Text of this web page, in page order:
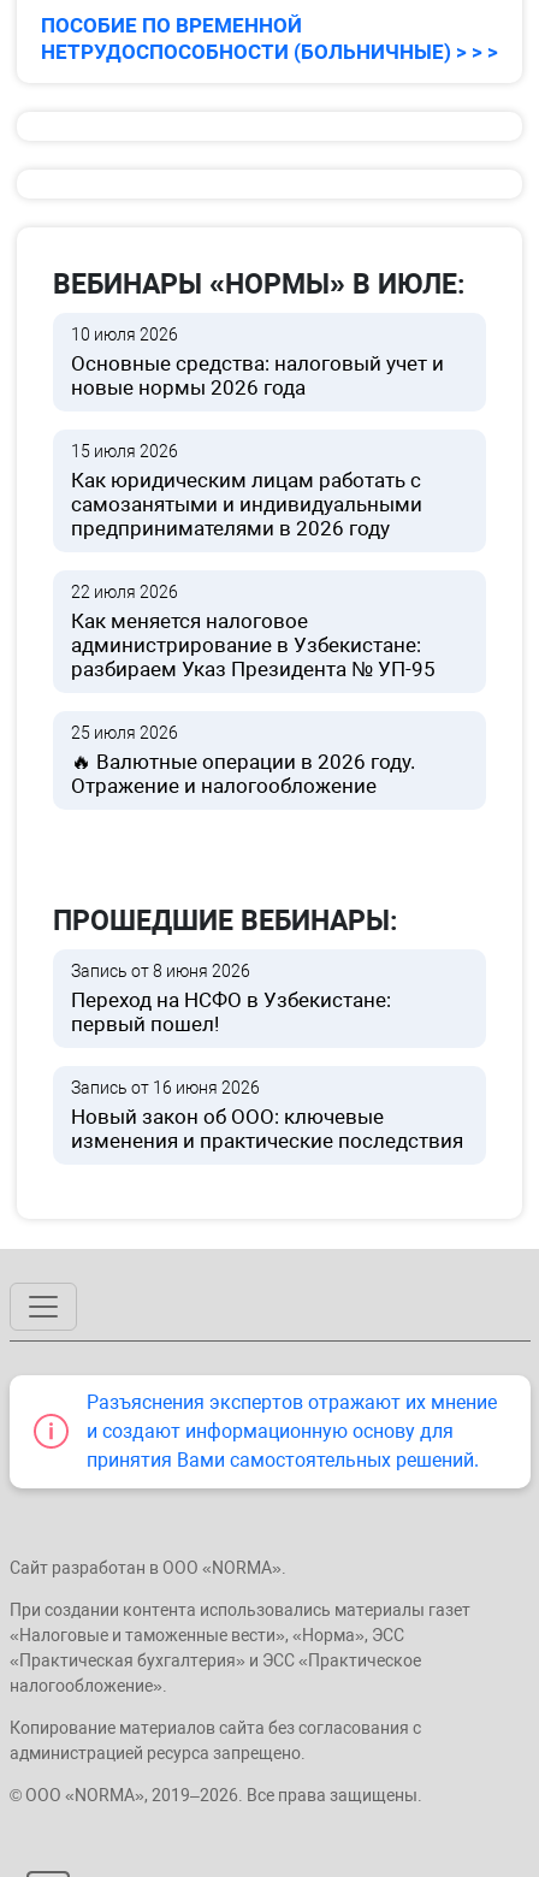
ПОСОБИЕ ПО ВРЕМЕННОЙ
НЕТРУДОСПОСОБНОСТИ (БОЛЬНИЧНЫЕ) > > >
ВЕБИНАРЫ «НОРМЫ» В ИЮЛЕ:
10 июля 2026
Основные средства: налоговый учет и
новые нормы 2026 года
15 июля 2026
Как юридическим лицам работать с
самозанятыми и индивидуальными
предпринимателями в 2026 году
22 июля 2026
Как меняется налоговое
администрирование в Узбекистане:
разбираем Указ Президента № УП-95
25 июля 2026
🔥 Валютные операции в 2026 году.
Отражение и налогообложение
ПРОШЕДШИЕ ВЕБИНАРЫ:
Запись от 8 июня 2026
Переход на НСФО в Узбекистане:
первый пошел!
Запись от 16 июня 2026
Новый закон об ООО: ключевые
изменения и практические последствия
Разъяснения экспертов отражают их мнение
и создают информационную основу для
принятия Вами самостоятельных решений.
Сайт разработан в ООО «NORMA».
При создании контента использовались материалы газет
«Налоговые и таможенные вести», «Норма», ЭСС
«Практическая бухгалтерия» и ЭСС «Практическое
налогообложение».
Копирование материалов сайта без согласования с
администрацией ресурса запрещено.
© ООО «NORMA», 2019–2026. Все права защищены.